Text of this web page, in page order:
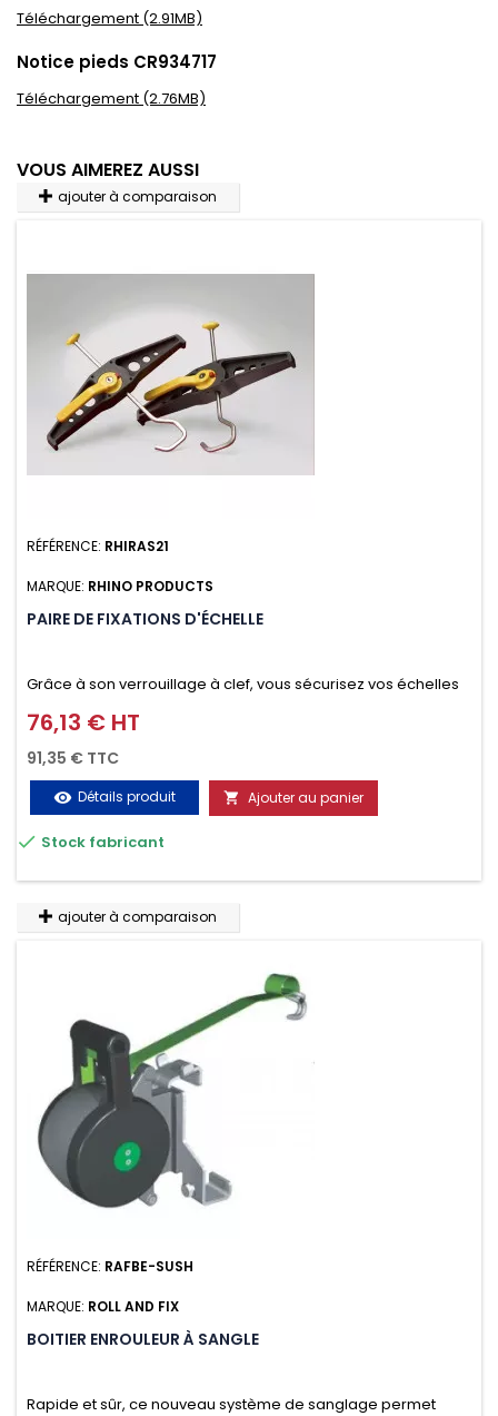
Téléchargement (2.91MB)
Notice pieds CR934717
Téléchargement (2.76MB)
VOUS AIMEREZ AUSSI
ajouter à comparaison
RÉFÉRENCE: RHIRAS21
MARQUE: RHINO PRODUCTS
PAIRE DE FIXATIONS D'ÉCHELLE
Grâce à son verrouillage à clef, vous sécurisez vos échelles
d'un seul geste aussi bien contre le vol que pendant le
transport. Référence vendue par paire.
Prix
76,13 € HT
91,35 € TTC
visibility Détails produit  Ajouter au panier
 Stock fabricant
ajouter à comparaison
RÉFÉRENCE: RAFBE-SUSH
MARQUE: ROLL AND FIX
BOITIER ENROULEUR À SANGLE
Rapide et sûr, ce nouveau système de sanglage permet